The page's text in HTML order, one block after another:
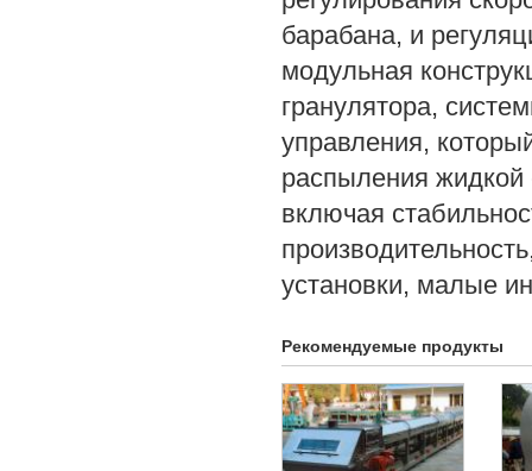
барабана, и
модульная
гранулятора,
управления,
распыления
включая
установки, малые
Рекомендуемые продукты